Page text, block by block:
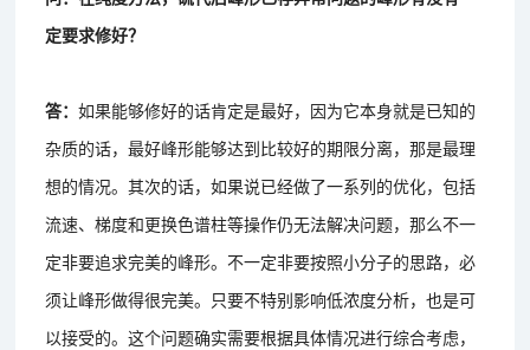
定要求修好？
答：如果能够修好的话肯定是最好，因为它本身就是已知的
杂质的话，最好峰形能够达到比较好的期限分离，那是最理
想的情况。其次的话，如果说已经做了一系列的优化，包括
流速、梯度和更换色谱柱等操作仍无法解决问题，那么不一
定非要追求完美的峰形。不一定非要按照小分子的思路，必
须让峰形做得很完美。只要不特别影响低浓度分析，也是可
以接受的。这个问题确实需要根据具体情况进行综合考虑，